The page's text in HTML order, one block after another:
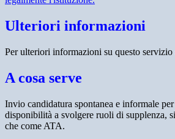
Ulteriori informazioni
Per ulteriori informazioni su questo servizio
A cosa serve
Invio candidatura spontanea e informale
disponibilità a svolgere ruoli di supplenza,
che come ATA.